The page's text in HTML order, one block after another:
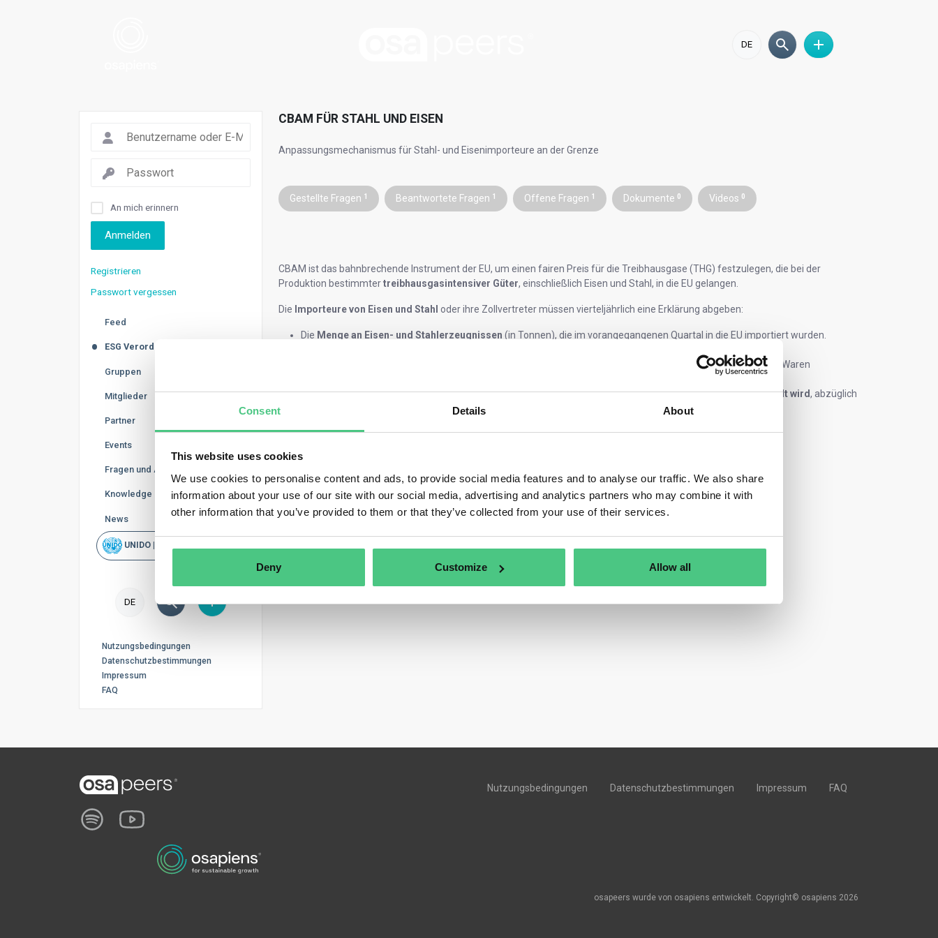
Consent Details About
This website uses cookies
We use cookies to personalise content and ads, to provide social media features and to analyse our traffic. We also share
information about your use of our site with our social media, advertising and analytics partners who may combine it with
other information that you’ve provided to them or that they’ve collected from your use of their services.
Deny Customize Allow all
DE
CBAM FÜR STAHL UND EISEN
Anpassungsmechanismus für Stahl- und Eisenimporteure an der Grenze
Gestellte Fragen 1 Beantwortete Fragen 1 Offene Fragen 1 Dokumente 0 Videos 0
CBAM ist das bahnbrechende Instrument der EU, um einen fairen Preis für die Treibhausgase (THG) festzulegen, die bei der
Produktion bestimmtertreibhausgasintensiver Güter, einschließlich Eisen und Stahl, in die EU gelangen.
Die Importeure von Eisen und Stahl oder ihre Zollvertreter müssen vierteljährlich eine Erklärung abgeben:
Die Menge an Eisen- und Stahlerzeugnissen (in Tonnen), die im vorangegangenen Quartal in die EU importiert wurden.
, die in die Waren eingebettet sind und aus der Produktion der für die Herstellung dieser Waren
Preis, der im Herkunftslandfür die in den importierten Gütern enthaltenen Emissionenfällig ist oder gezahlt wird, abzüglich
etwaiger Rabatte oder anderer Ausgleichszahlungen.
An mich erinnern
Anmelden
Registrieren
Passwort vergessen
Feed
ESG Verordnungen
Gruppen
Mitglieder
Partner
Events
Fragen und Antworten
Knowledge Base
News
UNIDO | Schnellsuche
DE
Nutzungsbedingungen
Datenschutzbestimmungen
Impressum
FAQ
Nutzungsbedingungen Datenschutzbestimmungen Impressum FAQ
osapeers wurde von osapiens entwickelt. Copyright© osapiens 2026